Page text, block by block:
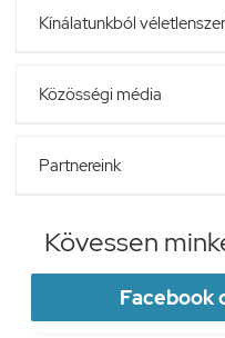
Kínálatunkból
Közösségi média
Partnereink
Kövessen
Facebook